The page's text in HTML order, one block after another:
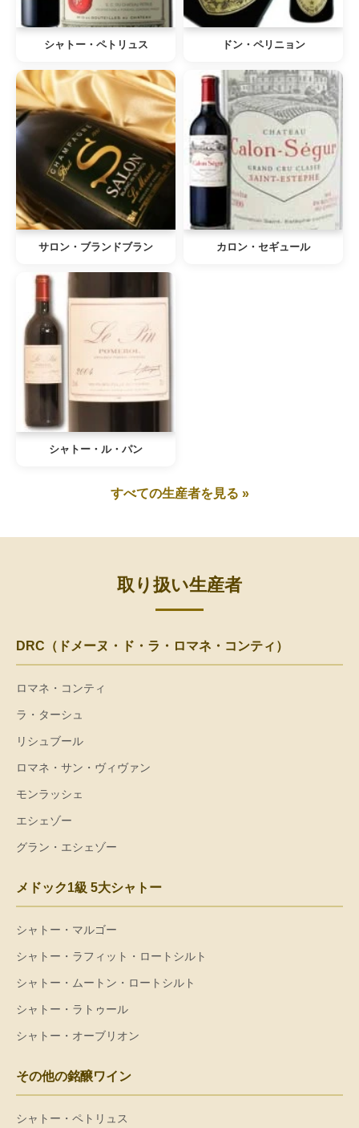
シャトー・ペトリュス ドン・ペリニョン
サロン・ブランドブラン カロン・セギュール
シャトー・ル・パン
すべての生産者を見る »
取り扱い生産者
DRC（ドメーヌ・ド・ラ・ロマネ・コンティ）
ロマネ・コンティ
ラ・ターシュ
リシュブール
ロマネ・サン・ヴィヴァン
モンラッシェ
エシェゾー
グラン・エシェゾー
メドック1級 5大シャトー
シャトー・マルゴー
シャトー・ラフィット・ロートシルト
シャトー・ムートン・ロートシルト
シャトー・ラトゥール
シャトー・オーブリオン
その他の銘醸ワイン
シャトー・ペトリュス